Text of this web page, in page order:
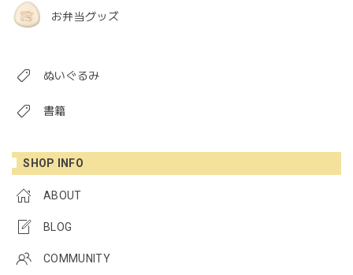
お弁当グッズ
ぬいぐるみ
書籍
SHOP INFO
ABOUT
BLOG
COMMUNITY